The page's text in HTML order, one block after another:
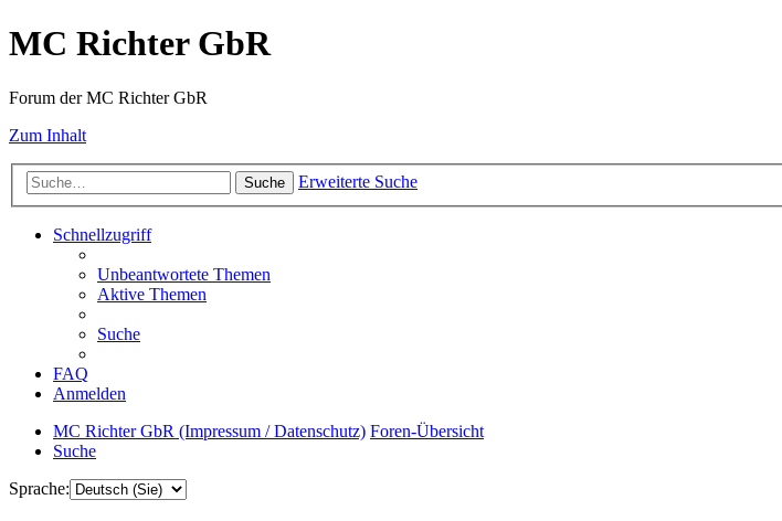
MC Richter GbR
Forum der MC Richter GbR
Zum Inhalt
Suche Erweiterte Suche
Schnellzugriff
Unbeantwortete Themen
Aktive Themen
Suche
FAQ
Anmelden
MC Richter GbR (Impressum / Datenschutz) Foren-Übersicht
Suche
Sprache: